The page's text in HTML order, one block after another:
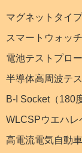
マグネットタイ
スマートウォッ
電池テストプロ
半導体高周波テ
B-I Socket（180
WLCSPウエハレ
高電流電気自動